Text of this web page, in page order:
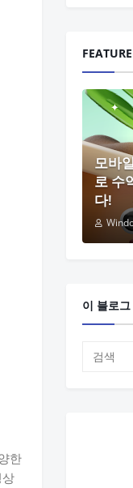
한
모바
로 수
다!
이 블로